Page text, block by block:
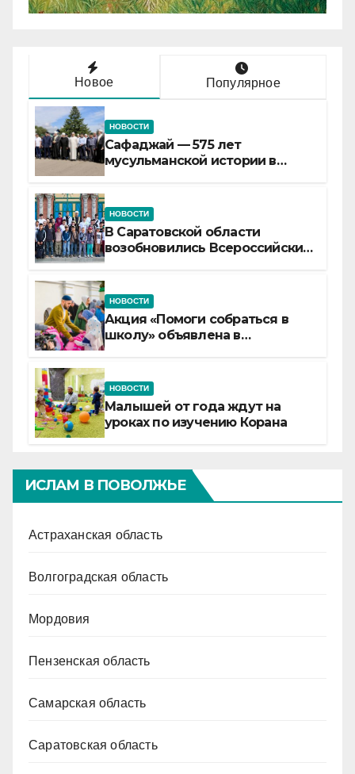
Новое Популярное
НОВОСТИ
Сафаджай — 575 лет
мусульманской истории в
НОВОСТИ
В Саратовской области
возобновились Всероссийские
НОВОСТИ
Акция «Помоги собраться в
школу» объявлена в
НОВОСТИ
Малышей от года ждут на
уроках по изучению Корана
ИСЛАМ В ПОВОЛЖЬЕ
Астраханская область
Волгоградская область
Мордовия
Пензенская область
Самарская область
Саратовская область